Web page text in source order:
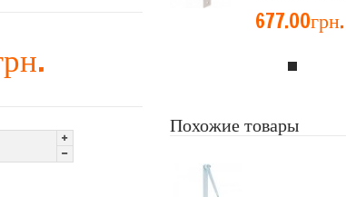
677.00грн.
Похожие товары